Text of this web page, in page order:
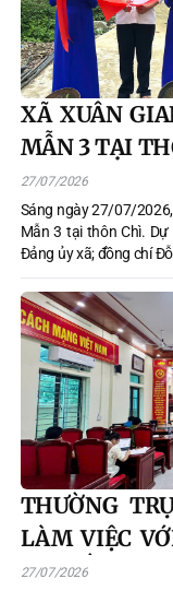
XÃ XUÂN
MẪN 3 TẠI
27/07/2026
Sáng ngày 27/07/
Mẫn 3 tại thôn Chì.
Đảng ủy xã; đồng chí
xã; các đồng chí
cơ quan, ban, ngành,
Chì.
THƯỜNG
LÀM VIỆC
SAU SẮP XẾP
27/07/2026